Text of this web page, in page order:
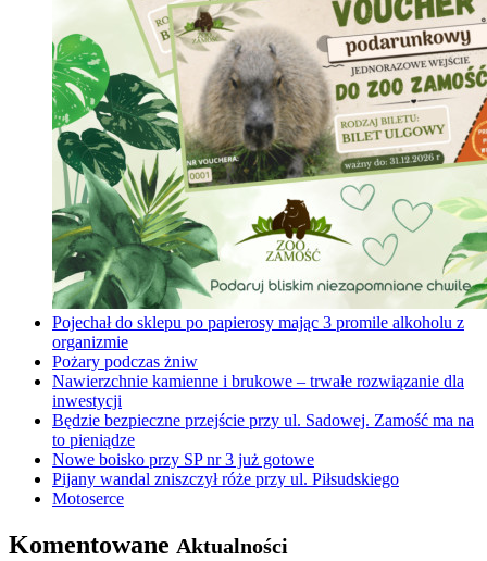
Pojechał do sklepu po papierosy mając 3 promile alkoholu z
organizmie
Pożary podczas żniw
Nawierzchnie kamienne i brukowe – trwałe rozwiązanie dla
inwestycji
Będzie bezpieczne przejście przy ul. Sadowej. Zamość ma na
to pieniądze
Nowe boisko przy SP nr 3 już gotowe
Pijany wandal zniszczył róże przy ul. Piłsudskiego
Motoserce
Komentowane Aktualności